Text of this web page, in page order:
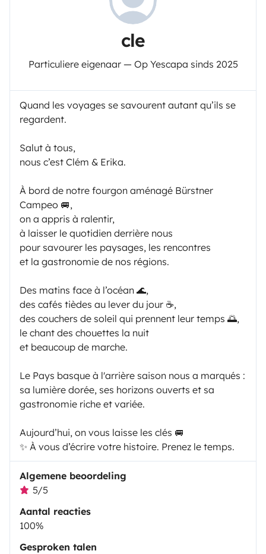
cle
Particuliere eigenaar — Op Yescapa sinds 2025
Quand les voyages se savourent autant qu’ils se
regardent.
Salut à tous,
nous c’est Clém & Erika.
À bord de notre fourgon aménagé Bürstner
Campeo 🚐,
on a appris à ralentir,
à laisser le quotidien derrière nous
pour savourer les paysages, les rencontres
et la gastronomie de nos régions.
Des matins face à l’océan 🌊,
des cafés tièdes au lever du jour ☕,
des couchers de soleil qui prennent leur temps 🌅,
le chant des chouettes la nuit
et beaucoup de marche.
Le Pays basque à l'arrière saison nous a marqués :
sa lumière dorée, ses horizons ouverts et sa
gastronomie riche et variée.
Aujourd’hui, on vous laisse les clés 🚐
✨ À vous d’écrire votre histoire. Prenez le temps.
Algemene beoordeling
5/5
Aantal reacties
100%
Gesproken talen